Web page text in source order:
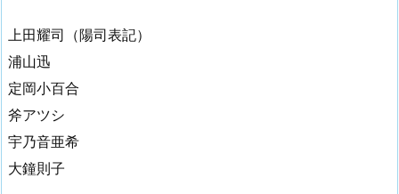
上田耀司（陽司表記）
浦山迅
定岡小百合
斧アツシ
宇乃音亜希
大鐘則子